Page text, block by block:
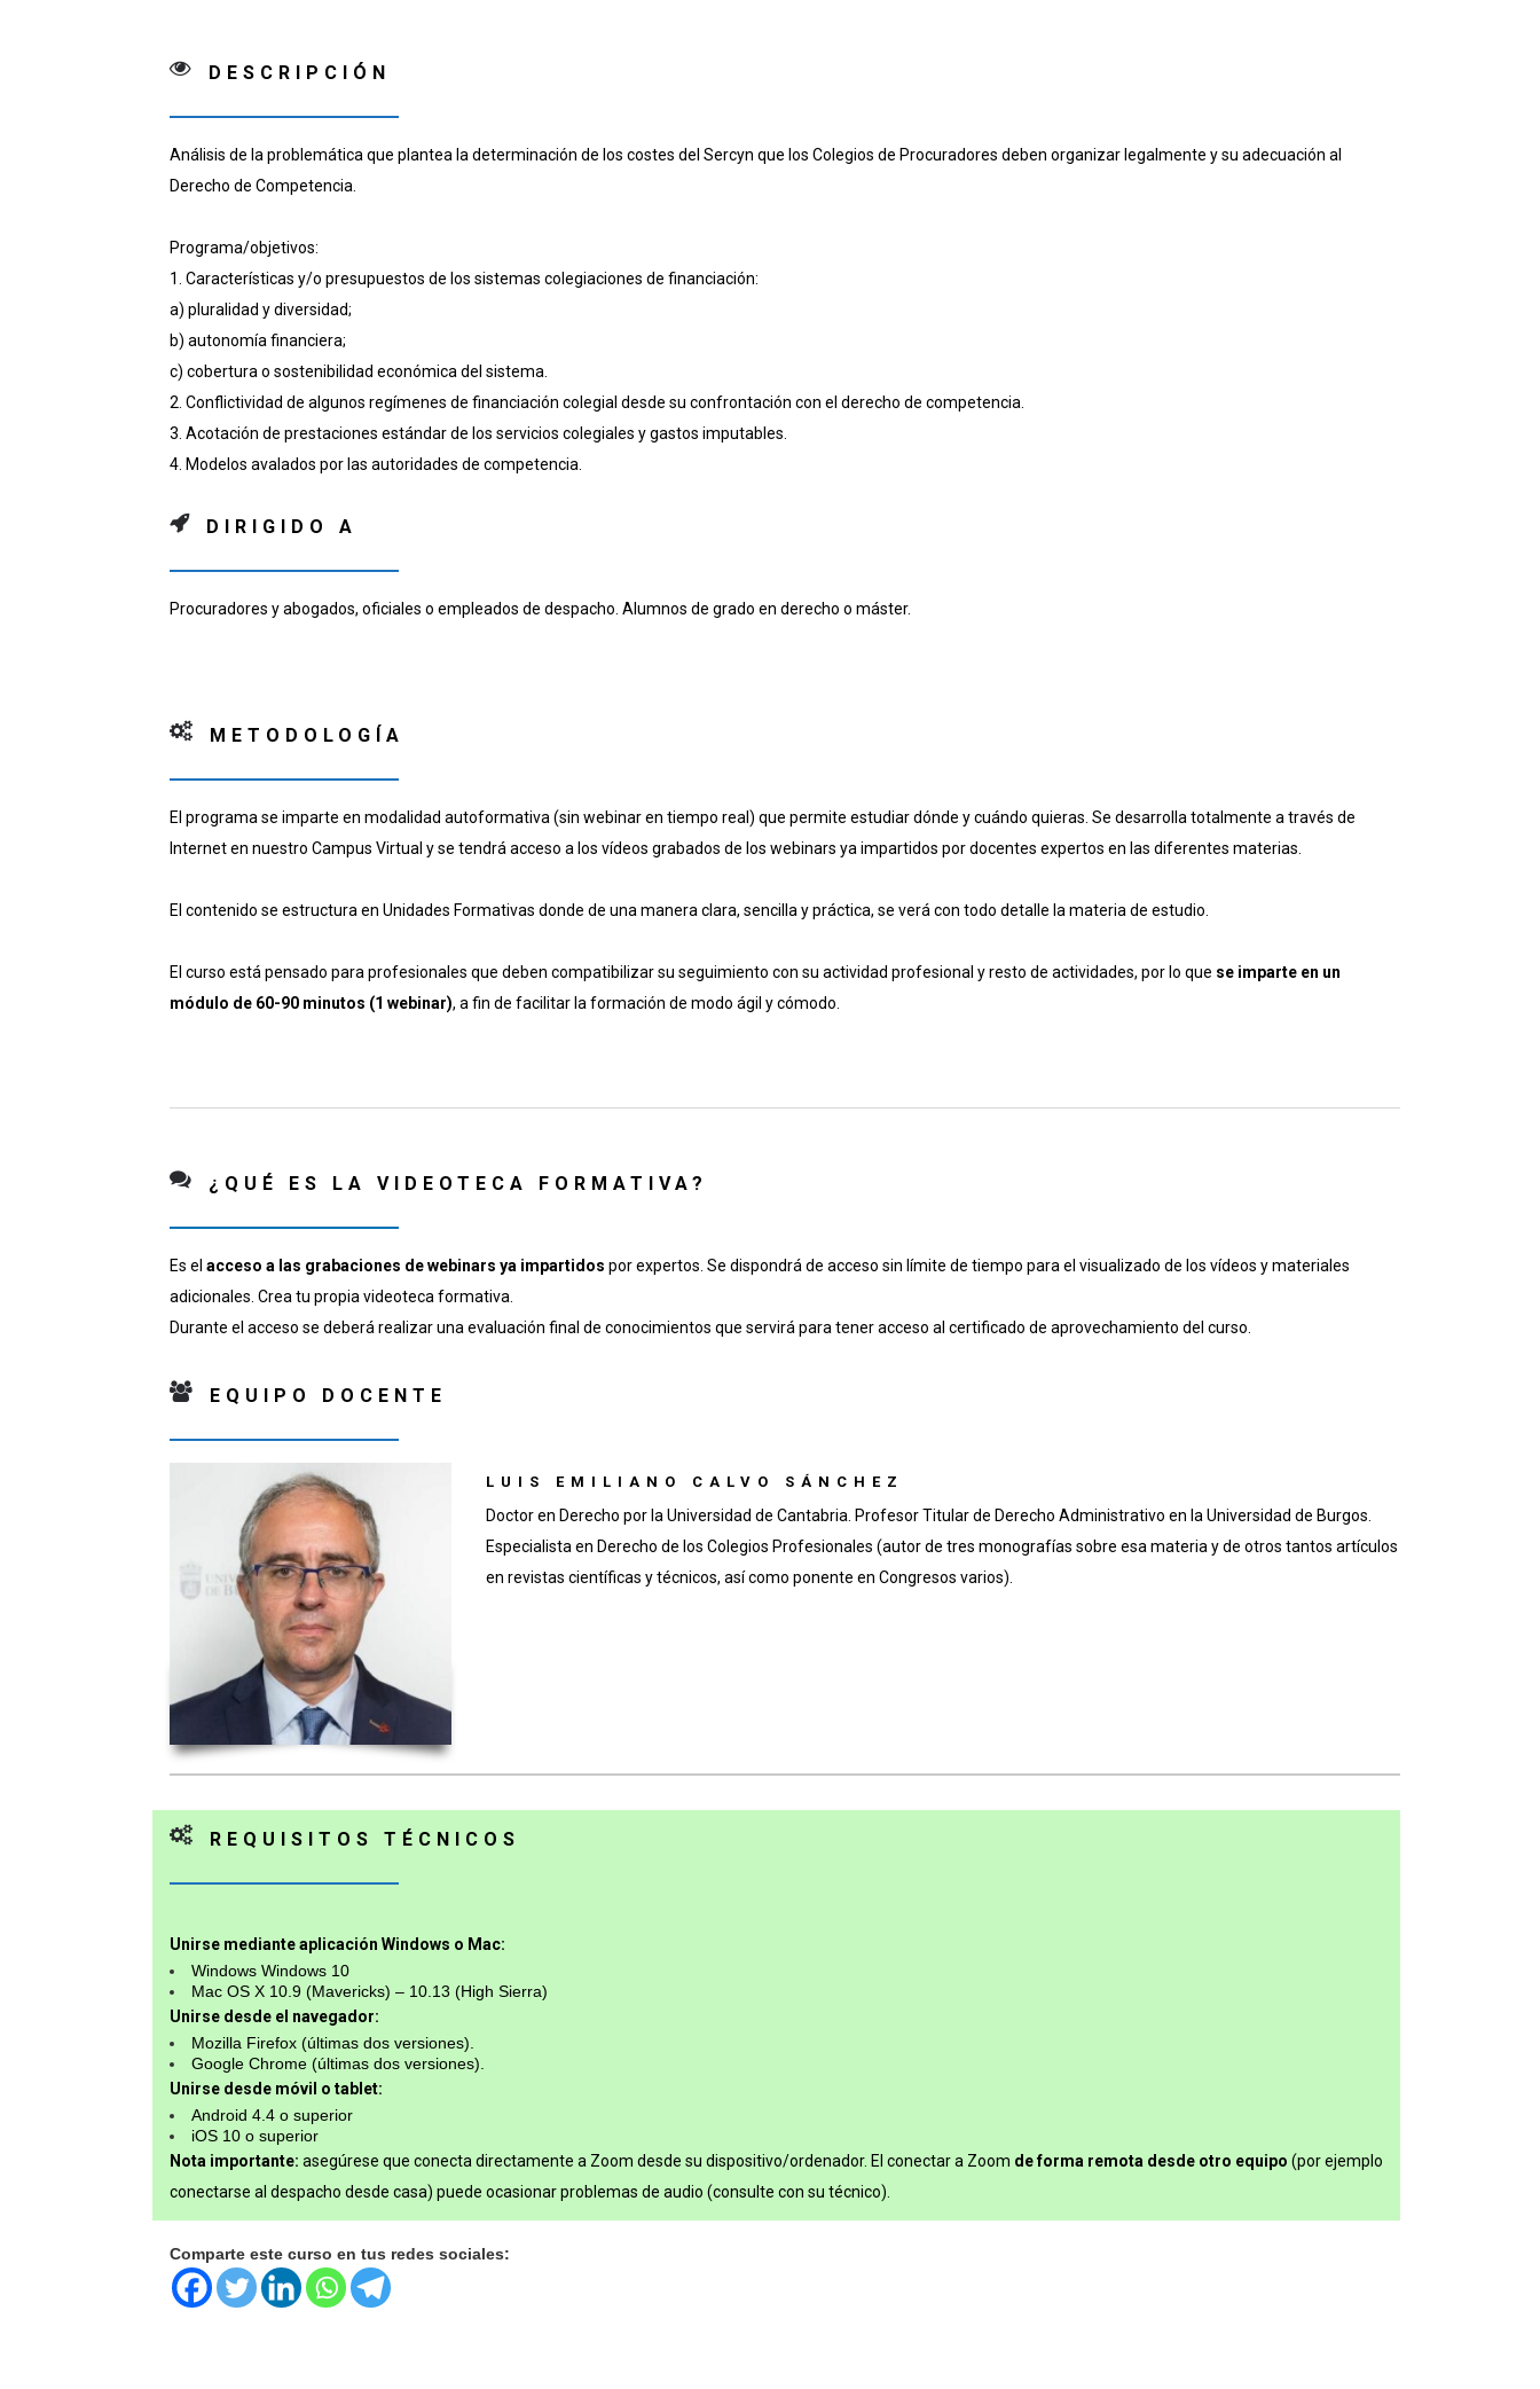
DESCRIPCIÓN
Análisis de la problemática que plantea la determinación de los costes del Sercyn que los Colegios de Procuradores deben organizar legalmente y su adecuación al
Derecho de Competencia.
Programa/objetivos:
1. Características y/o presupuestos de los sistemas colegiaciones de financiación:
a) pluralidad y diversidad;
b) autonomía financiera;
c) cobertura o sostenibilidad económica del sistema.
2. Conflictividad de algunos regímenes de financiación colegial desde su confrontación con el derecho de competencia.
3. Acotación de prestaciones estándar de los servicios colegiales y gastos imputables.
4. Modelos avalados por las autoridades de competencia.
DIRIGIDO A
Procuradores y abogados, oficiales o empleados de despacho. Alumnos de grado en derecho o máster.
METODOLOGÍA
El programa se imparte en modalidad autoformativa (sin webinar en tiempo real) que permite estudiar dónde y cuándo quieras. Se desarrolla totalmente a través de
Internet en nuestro Campus Virtual y se tendrá acceso a los vídeos grabados de los webinars ya impartidos por docentes expertos en las diferentes materias.
El contenido se estructura en Unidades Formativas donde de una manera clara, sencilla y práctica, se verá con todo detalle la materia de estudio.
El curso está pensado para profesionales que deben compatibilizar su seguimiento con su actividad profesional y resto de actividades, por lo que se imparte en un
módulo de 60-90 minutos (1 webinar), a fin de facilitar la formación de modo ágil y cómodo.
¿QUÉ ES LA VIDEOTECA FORMATIVA?
Es el acceso a las grabaciones de webinars ya impartidos por expertos. Se dispondrá de acceso sin límite de tiempo para el visualizado de los vídeos y materiales
adicionales. Crea tu propia videoteca formativa.
Durante el acceso se deberá realizar una evaluación final de conocimientos que servirá para tener acceso al certificado de aprovechamiento del curso.
EQUIPO DOCENTE
LUIS EMILIANO CALVO SÁNCHEZ
Doctor en Derecho por la Universidad de Cantabria. Profesor Titular de Derecho Administrativo en la Universidad de Burgos.
Especialista en Derecho de los Colegios Profesionales (autor de tres monografías sobre esa materia y de otros tantos artículos
en revistas científicas y técnicos, así como ponente en Congresos varios).
REQUISITOS TÉCNICOS
Unirse mediante aplicación Windows o Mac:
Windows Windows 10
Mac OS X 10.9 (Mavericks) – 10.13 (High Sierra)
Unirse desde el navegador:
Mozilla Firefox (últimas dos versiones).
Google Chrome (últimas dos versiones).
Unirse desde móvil o tablet:
Android 4.4 o superior
iOS 10 o superior
Nota importante: asegúrese que conecta directamente a Zoom desde su dispositivo/ordenador. El conectar a Zoom de forma remota desde otro equipo (por ejemplo
conectarse al despacho desde casa) puede ocasionar problemas de audio (consulte con su técnico).
Comparte este curso en tus redes sociales: